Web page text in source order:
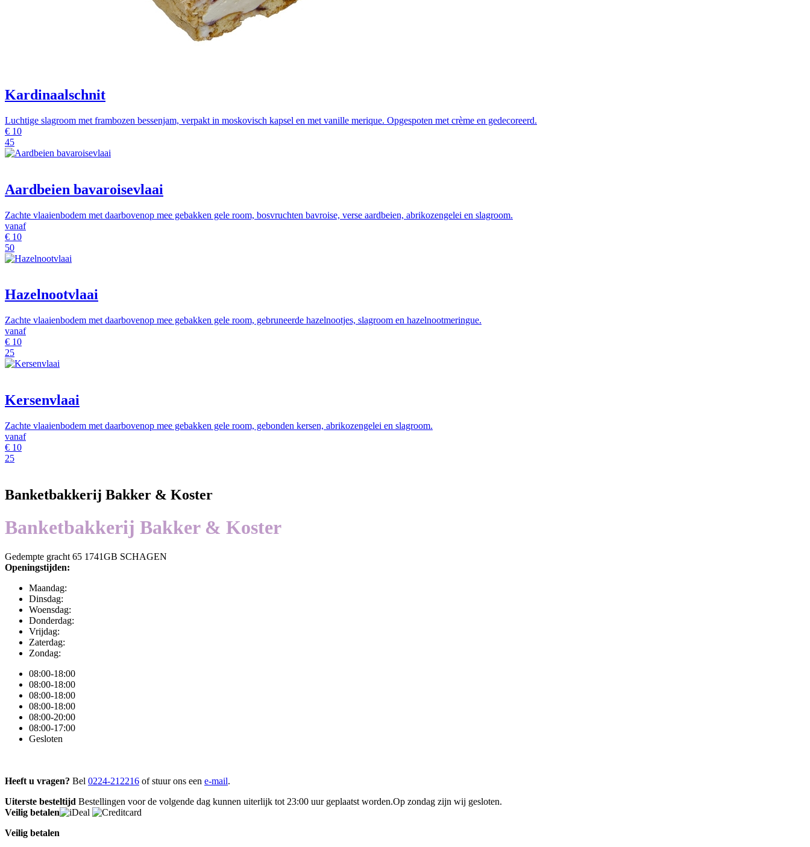
Kardinaalschnit
Luchtige slagroom met frambozen bessenjam, verpakt in moskovisch kapsel en met vanille merique. Opgespoten met crème en gedecoreerd.
€ 10
45
Aardbeien bavaroisevlaai
Zachte vlaaienbodem met daarbovenop mee gebakken gele room, bosvruchten bavroise, verse aardbeien, abrikozengelei en slagroom.
vanaf
€ 10
50
Hazelnootvlaai
Zachte vlaaienbodem met daarbovenop mee gebakken gele room, gebruneerde hazelnootjes, slagroom en hazelnootmeringue.
vanaf
€ 10
25
Kersenvlaai
Zachte vlaaienbodem met daarbovenop mee gebakken gele room, gebonden kersen, abrikozengelei en slagroom.
vanaf
€ 10
25
Banketbakkerij Bakker & Koster
Banketbakkerij Bakker & Koster
Gedempte gracht 65 1741GB SCHAGEN
Openingstijden:
Maandag:
Dinsdag:
Woensdag:
Donderdag:
Vrijdag:
Zaterdag:
Zondag:
08:00-18:00
08:00-18:00
08:00-18:00
08:00-18:00
08:00-20:00
08:00-17:00
Gesloten
Heeft u vragen? Bel 0224-212216 of stuur ons een e-mail.
Uiterste besteltijd Bestellingen voor de volgende dag kunnen uiterlijk tot 23:00 uur geplaatst worden.Op zondag zijn wij gesloten.
Veilig betalen
Veilig betalen